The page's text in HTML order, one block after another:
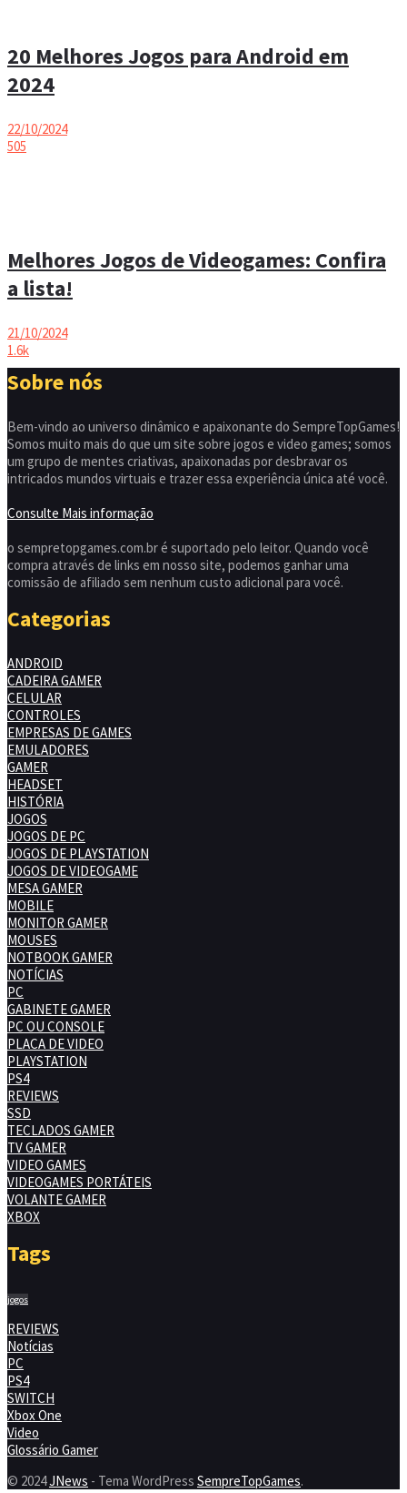
20 Melhores Jogos para Android em
2024
22/10/2024
505
Melhores Jogos de Videogames: Confira
a lista!
21/10/2024
1.6k
Sobre nós
Bem-vindo ao universo dinâmico e apaixonante do SempreTopGames!
Somos muito mais do que um site sobre jogos e video games; somos
um grupo de mentes criativas, apaixonadas por desbravar os
intricados mundos virtuais e trazer essa experiência única até você.
Consulte Mais informação
o sempretopgames.com.br é suportado pelo leitor. Quando você
compra através de links em nosso site, podemos ganhar uma
comissão de afiliado sem nenhum custo adicional para você.
Categorias
ANDROID
CADEIRA GAMER
CELULAR
CONTROLES
EMPRESAS DE GAMES
EMULADORES
GAMER
HEADSET
HISTÓRIA
JOGOS
JOGOS DE PC
JOGOS DE PLAYSTATION
JOGOS DE VIDEOGAME
MESA GAMER
MOBILE
MONITOR GAMER
MOUSES
NOTBOOK GAMER
NOTÍCIAS
PC
GABINETE GAMER
PC OU CONSOLE
PLACA DE VIDEO
PLAYSTATION
PS4
REVIEWS
SSD
TECLADOS GAMER
TV GAMER
VIDEO GAMES
VIDEOGAMES PORTÁTEIS
VOLANTE GAMER
XBOX
Tags
jogos
REVIEWS
Notícias
PC
PS4
SWITCH
Xbox One
Video
Glossário Gamer
© 2024JNews - Tema WordPress SempreTopGames.